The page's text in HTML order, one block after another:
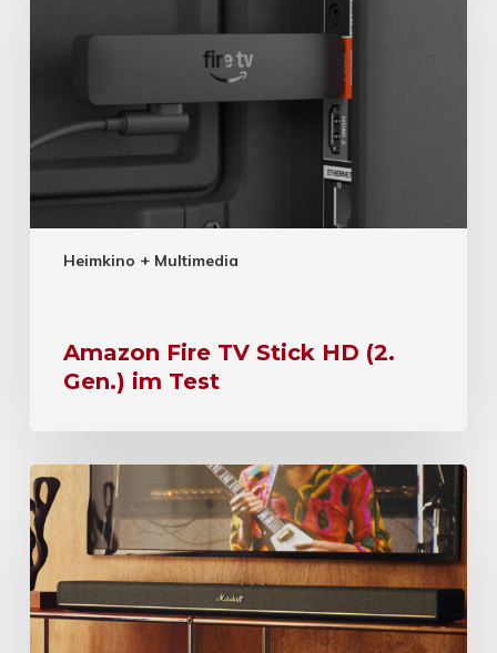
Heimkino + Multimedia
Amazon Fire TV Stick HD (2.
Gen.) im Test